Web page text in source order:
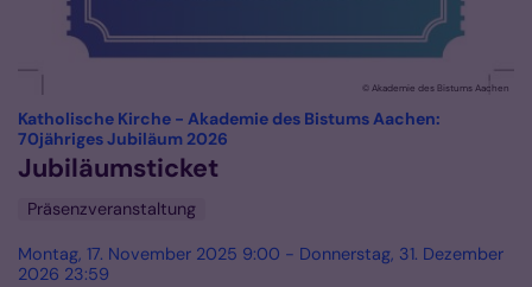
© Akademie des Bistums Aachen
Katholische Kirche - Akademie des Bistums Aachen:
70jähriges Jubiläum 2026
Jubiläumsticket
Präsenzveranstaltung
Montag, 17. November 2025 9:00 - Donnerstag, 31. Dezember
2026 23:59